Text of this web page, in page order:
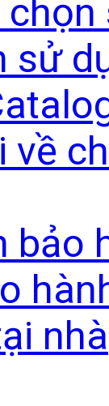
sử
về
bảo
nhà